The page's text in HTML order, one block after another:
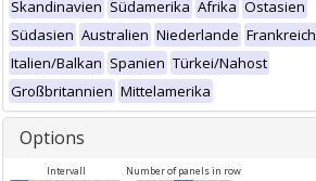
Skandinavien Südamerika Afrika Ostasien
Südasien Australien Niederlande Frankreich
Italien/Balkan Spanien Türkei/Nahost
Großbritannien Mittelamerika
Options
Intervall Number of panels in row